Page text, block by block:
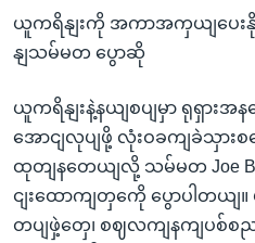
ယူကရိနျးကို အကာအကှယျပေး
နျသမ်မတ ပွောဆို
ယူကရိနျးနဲ့နယျစပျမှာ ရုရှားအ
အောငျလုပျဖို့ လုံးဝခကျခဲသှာ
ထုတျနတေယျလို့ သမ်မတ Joe
ငျးထောကျတှကေို ပွောပါတယျ။
တပျဖှဲ့တှေ၊ စဈလကျနကျပစ်စ